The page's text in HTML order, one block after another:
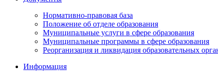
Нормативно-правовая база
Положение об отделе образования
Муниципальные услуги в сфере образования
Муниципальные программы в сфере образования
Реорганизация и ликвидация образовательных
Информация